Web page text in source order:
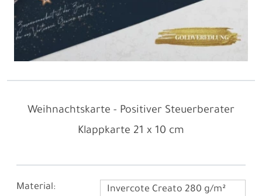
Weihnachtskarte - Positiver Steuerberater
Klappkarte 21 x 10 cm
Material: Invercote Creato 280 g/m²